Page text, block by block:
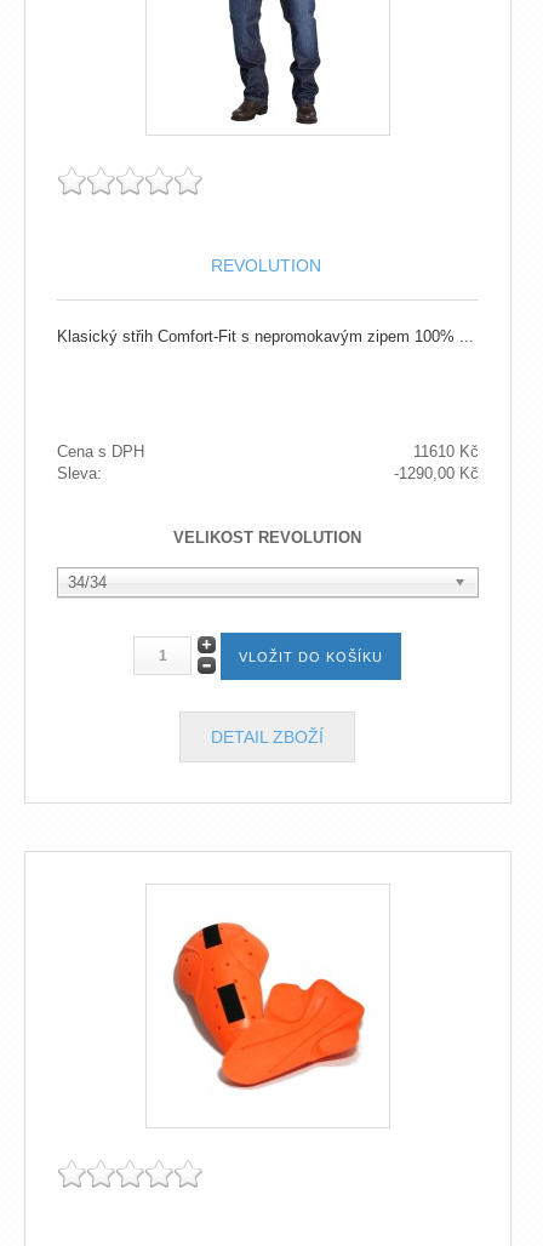
REVOLUTION
Klasický střih Comfort-Fit s nepromokavým zipem 100% ...
Cena s DPH
11610 Kč
Sleva:
-1290,00 Kč
VELIKOST REVOLUTION
34/34
DETAIL ZBOŽÍ